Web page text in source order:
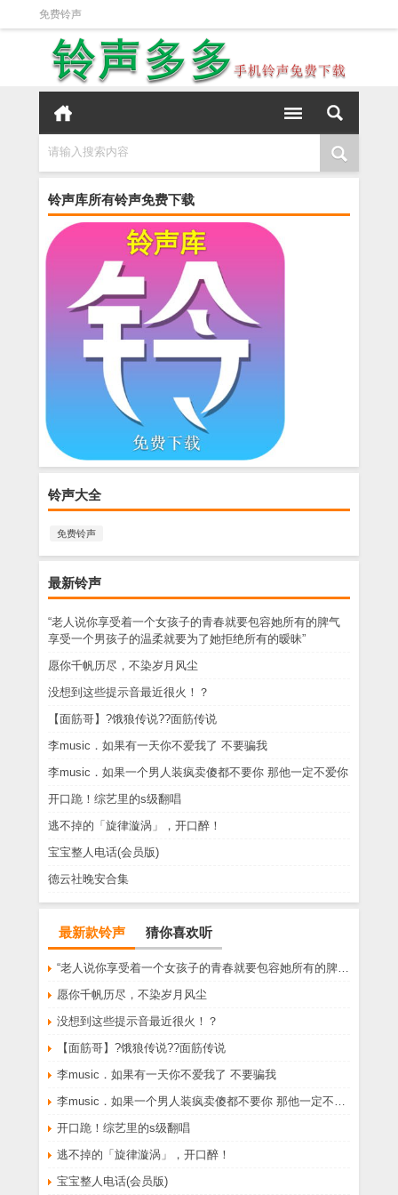
免费铃声
请输入搜索内容
铃声库所有铃声免费下载
铃声大全
免费铃声
最新铃声
“老人说你享受着一个女孩子的青春就要包容她所有的脾气
享受一个男孩子的温柔就要为了她拒绝所有的暧昧”
愿你千帆历尽，不染岁月风尘
没想到这些提示音最近很火！？
【面筋哥】?饿狼传说??面筋传说
李music．如果有一天你不爱我了 不要骗我
李music．如果一个男人装疯卖傻都不要你 那他一定不爱你
开口跪！综艺里的s级翻唱
逃不掉的「旋律漩涡」，开口醉！
宝宝整人电话(会员版)
德云社晚安合集
最新款铃声 猜你喜欢听
愿你千帆历尽，不染岁月风尘
没想到这些提示音最近很火！？
【面筋哥】?饿狼传说??面筋传说
李music．如果有一天你不爱我了 不要骗我
开口跪！综艺里的s级翻唱
逃不掉的「旋律漩涡」，开口醉！
宝宝整人电话(会员版)